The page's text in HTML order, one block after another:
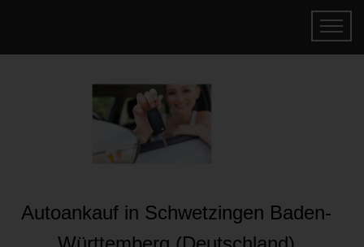
Autoankauf in Schwetzingen Baden-